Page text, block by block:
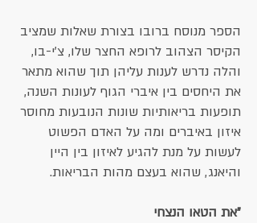
הספר מנוסח ברובו בצורת שאלות שמציב
הקיסר הצהוב לרופא החצר שלו, צ'י-בו,
והלה נדרש לענות עליהן תוך שהוא מתאר
את היחסים בין איברי הגוף לעונות השנה,
תופעות בריאותיות שונות הנובעות מחוסר
איזון באיברים ומה על האדם הפשוט
לעשות על מנת להגיע לאיזון בין היין
והיאנג, שהוא בעצם מהות הבריאות.
​"את הטאו הנצחי